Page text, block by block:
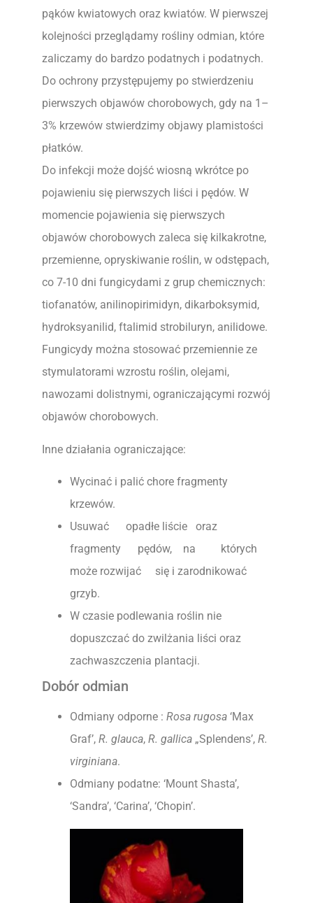
pąków kwiatowych oraz kwiatów. W pierwszej
kolejności przeglądamy rośliny odmian, które
zaliczamy do bardzo podatnych i podatnych.
Do ochrony przystępujemy po stwierdzeniu
pierwszych objawów chorobowych, gdy na 1–
3% krzewów stwierdzimy objawy plamistości
płatków.
Do infekcji może dojść wiosną wkrótce po
pojawieniu się pierwszych liści i pędów. W
momencie pojawienia się pierwszych
objawów chorobowych zaleca się kilkakrotne,
przemienne, opryskiwanie roślin, w odstępach,
co 7-10 dni fungicydami z grup chemicznych:
tiofanatów, anilinopirimidyn, dikarboksymid,
hydroksyanilid, ftalimid strobiluryn, anilidowe.
Fungicydy można stosować przemiennie ze
stymulatorami wzrostu roślin, olejami,
nawozami dolistnymi, ograniczającymi rozwój
objawów chorobowych.
Inne działania ograniczające:
Wycinać i palić chore fragmenty
krzewów.
Usuwać opadłe liście oraz
fragmenty pędów, na których
może rozwijać się i zarodnikować
grzyb.
W czasie podlewania roślin nie
dopuszczać do zwilżania liści oraz
zachwaszczenia plantacji.
Dobór odmian
Odmiany odporne : Rosa rugosa ‘Max
Graf’, R. glauca, R. gallica „Splendens’, R.
virginiana.
Odmiany podatne: ‘Mount Shasta’,
‘Sandra’, ‘Carina’, ‘Chopin’.